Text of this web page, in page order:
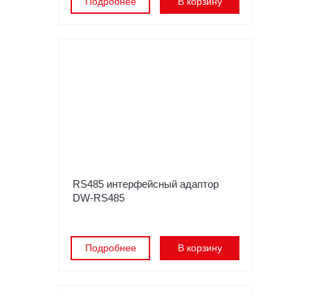
RS485 интерфейсный адаптор
DW-RS485
Подробнее В корзину